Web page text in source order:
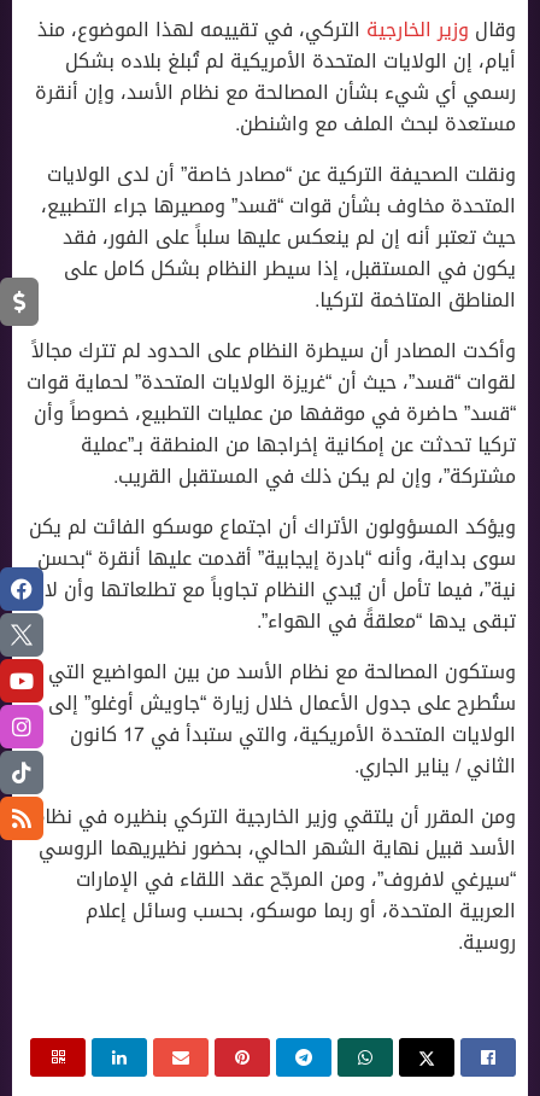
وقال وزير الخارجية التركي، في تقييمه لهذا الموضوع، منذ
أيام، إن الولايات المتحدة الأمريكية لم تُبلغ بلاده بشكل
رسمي أي شيء بشأن المصالحة مع نظام اﻷسد، وإن أنقرة
مستعدة لبحث الملف مع واشنطن.
ونقلت الصحيفة التركية عن “مصادر خاصة” أن لدى الولايات
المتحدة مخاوف بشأن قوات “قسد” ومصيرها جراء التطبيع،
حيث تعتبر أنه إن لم ينعكس عليها سلباً على الفور، فقد
يكون في المستقبل، إذا سيطر النظام بشكل كامل على
المناطق المتاخمة لتركيا.
وأكدت المصادر أن سيطرة النظام على الحدود لم تترك مجالاً
لقوات “قسد”، حيث أن “غريزة الولايات المتحدة” لحماية قوات
“قسد” حاضرة في موقفها من عمليات التطبيع، خصوصاً وأن
تركيا تحدثت عن إمكانية إخراجها من المنطقة بـ”عملية
مشتركة”، وإن لم يكن ذلك في المستقبل القريب.
ويؤكد المسؤولون اﻷتراك أن اجتماع موسكو الفائت لم يكن
سوى بداية، وأنه “بادرة إيجابية” أقدمت عليها أنقرة “بحسن
نية”، فيما تأمل أن يُبدي النظام تجاوباً مع تطلعاتها وأن لا
تبقى يدها “معلقةً في الهواء”.
وستكون المصالحة مع نظام اﻷسد من بين المواضيع التي
ستُطرح على جدول الأعمال خلال زيارة “جاويش أوغلو” إلى
الولايات المتحدة الأمريكية، والتي ستبدأ في 17 كانون
الثاني / يناير الجاري.
ومن المقرر أن يلتقي وزير الخارجية التركي بنظيره في نظام
اﻷسد قبيل نهاية الشهر الحالي، بحضور نظيريهما الروسي
“سيرغي لافروف”، ومن المرجّح عقد اللقاء في اﻹمارات
العربية المتحدة، أو ربما موسكو، بحسب وسائل إعلام
روسية.